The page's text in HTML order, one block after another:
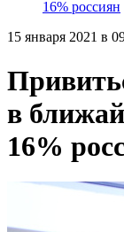
16% россиян
15 января 2021 в
в
16%